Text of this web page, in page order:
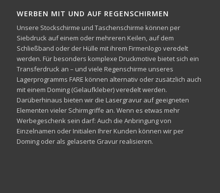
WERBEN MIT UND AUF REGENSCHIRMEN
Unsere Stockschirme und Taschenschirme können per
Siebdruck auf einem oder mehreren Keilen, auf dem
Schließband oder der Hülle mit ihrem Firmenlogo veredelt
werden. Für besonders komplexe Druckmotive bietet sich ein
Transferdruck an – und viele Regenschirme unseres
Lagerprogramms FARE können alternativ oder zusätzlich auch
mit einem Doming (Gelaufkleber) veredelt werden.
Darüberhinaus bieten wir die Lasergravur auf geeigneten
Elementen vieler Schirmgriffe an. Wenn es etwas mehr
Werbegeschenk sein darf: Auch die Anbringung von
Einzelnamen oder Initialen Ihrer Kunden können wir per
Doming oder als gelaserte Gravur realisieren.